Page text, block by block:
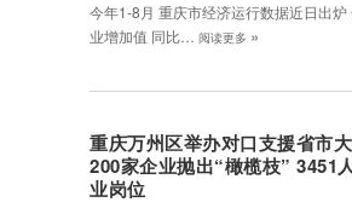
今年1-8月 重庆市经济运行数据近日出炉
业增加值 同比…
阅读更多 »
重庆万州区举办对口支援省市
200家企业抛出“橄榄枝” 3451
业岗位